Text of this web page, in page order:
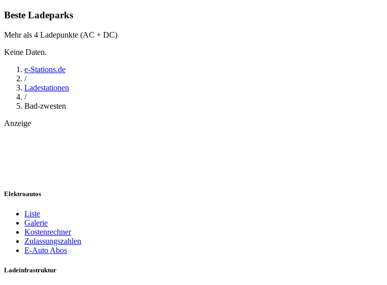
Beste Ladeparks
Mehr als 4 Ladepunkte (AC + DC)
Keine Daten.
e-Stations.de
/
Ladestationen
/
Bad-zwesten
Anzeige
Elektroautos
Liste
Galerie
Kostenrechner
Zulassungszahlen
E-Auto Abos
Ladeinfrastruktur